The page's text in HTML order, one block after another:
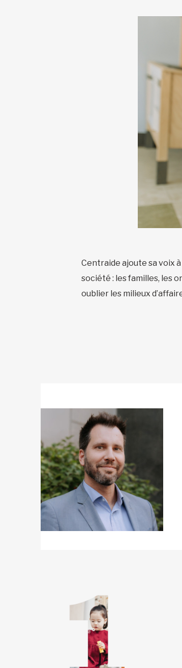
Centraide ajoute sa voix
société : les familles, les
oublier les milieux